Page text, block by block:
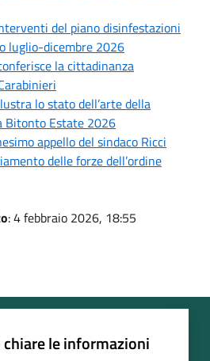
del piano disinfestazioni
luglio-dicembre 2026
la cittadinanza
lo stato dell’arte della
Bitonto Estate 2026
appello del sindaco Ricci
delle forze dell’ordine
: 4 febbraio 2026, 18:55
le informazioni